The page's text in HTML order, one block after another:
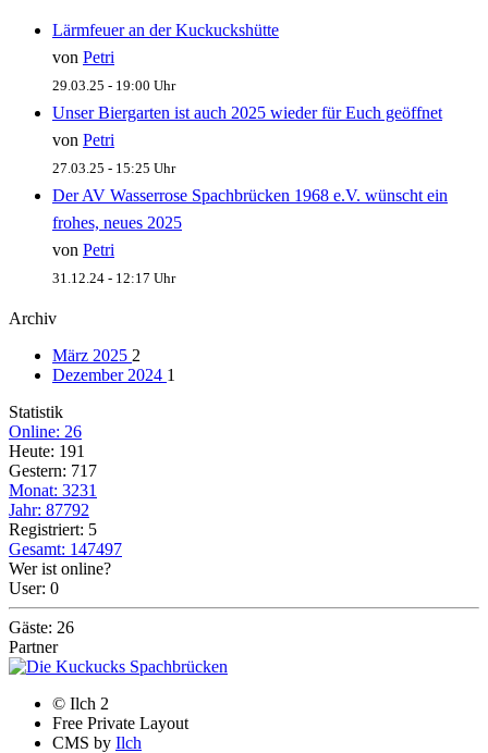
Lärmfeuer an der Kuckuckshütte
von Petri
29.03.25 - 19:00 Uhr
Unser Biergarten ist auch 2025 wieder für Euch geöffnet
von Petri
27.03.25 - 15:25 Uhr
Der AV Wasserrose Spachbrücken 1968 e.V. wünscht ein
frohes, neues 2025
von Petri
31.12.24 - 12:17 Uhr
Archiv
März 2025 2
Dezember 2024 1
Statistik
Online: 26
Heute: 191
Gestern: 717
Monat: 3231
Jahr: 87792
Registriert: 5
Gesamt: 147497
Wer ist online?
User: 0
Gäste: 26
Partner
© Ilch 2
Free Private Layout
CMS by Ilch